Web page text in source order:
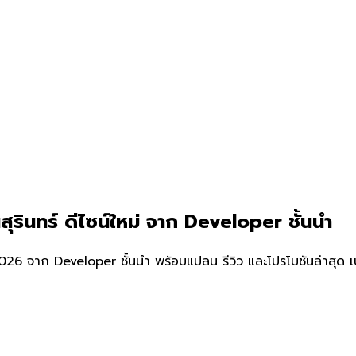
รินทร์ ดีไซน์ใหม่ จาก Developer ชั้นนำ
จาก Developer ชั้นนำ พร้อมแปลน รีวิว และโปรโมชันล่าสุด